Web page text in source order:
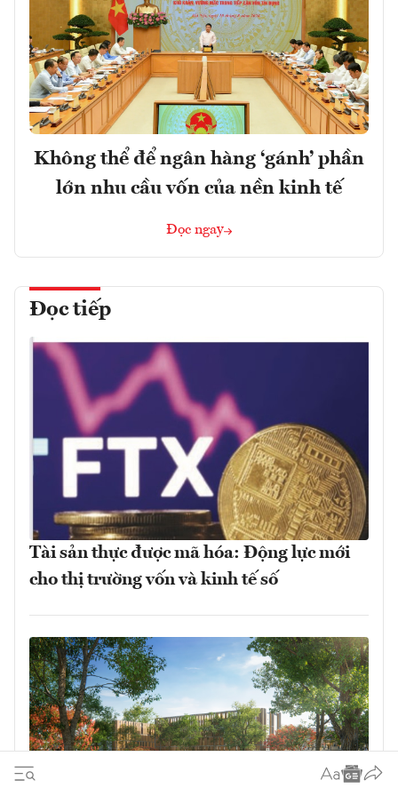
Không thể để ngân hàng ‘gánh’ phần
lớn nhu cầu vốn của nền kinh tế
Đọc ngay
Đọc tiếp
Tài sản thực được mã hóa: Động lực mới
cho thị trường vốn và kinh tế số